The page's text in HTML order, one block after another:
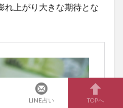
れ上がり大きな期待とな
LINE占い TOPへ